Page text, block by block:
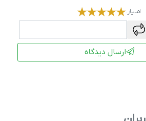
امتیاز:
captcha
ارسال دیدگاه